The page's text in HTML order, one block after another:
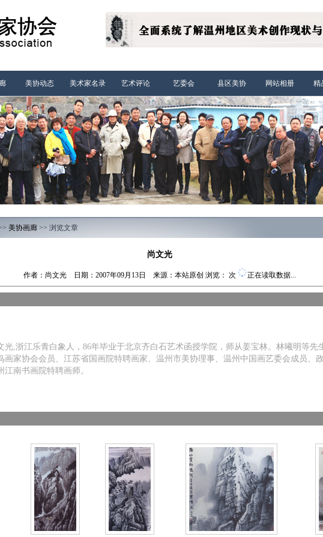
美协动态 美术家名录 艺术评论 艺委会 县区美协 网站相册 精
美协画廊 >> 浏览文章
尚文光
作者：尚文光 日期：2007年09月13日 来源：本站原创 浏览： 次 正在读取数据...
光,浙江乐青白象人，86年毕业于北京齐白石艺术函授学院，师从姜宝林。林曦明等先
画家协会会员、江苏省国画院特聘画家、温州市美协理事、温州中国画艺委会成员、
江南书画院特聘画师。